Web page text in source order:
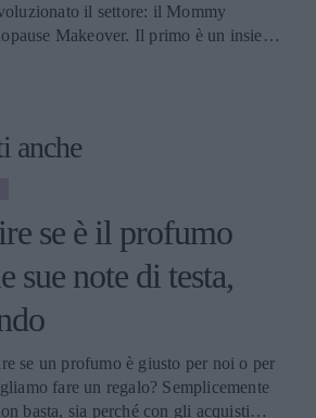
il settore: il Mommy
Makeover. Il primo è un insieme
forma fisica e l'aspetto che avevano
e altre aree soggette a
a questa élite una terza opzione
a ripristinare il volume e contrastare
per la sua unicità, il
Makeover, che segue il grande
inizialmente pensato per i pazienti
Hollywood - con conseguenti,
- per la sua grande capacità di
anche
se è il profumo
sue note di testa,
se un profumo è giusto per noi o per
fare un regalo? Semplicemente
basta, sia perché con gli acquisti